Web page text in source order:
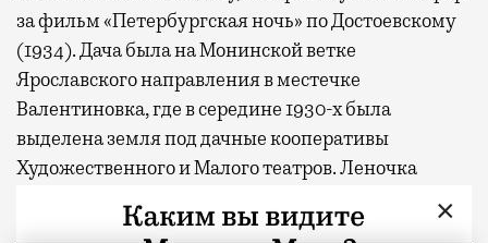
за фильм «Петербургская ночь» по Достоевскому
(1934). Дача была на Монинской ветке
Ярославского направления в местечке
Валентиновка, где в середине 1930-х была
выделена земля под дачные кооперативы
Художественного и Малого театров. Леночка
Она лихо гоняла в футбол и блистала на
×